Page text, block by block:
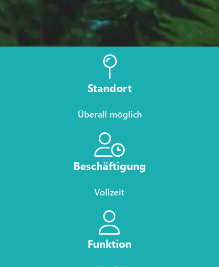
Standort
Überall möglich
Beschäftigung
Vollzeit
Funktion